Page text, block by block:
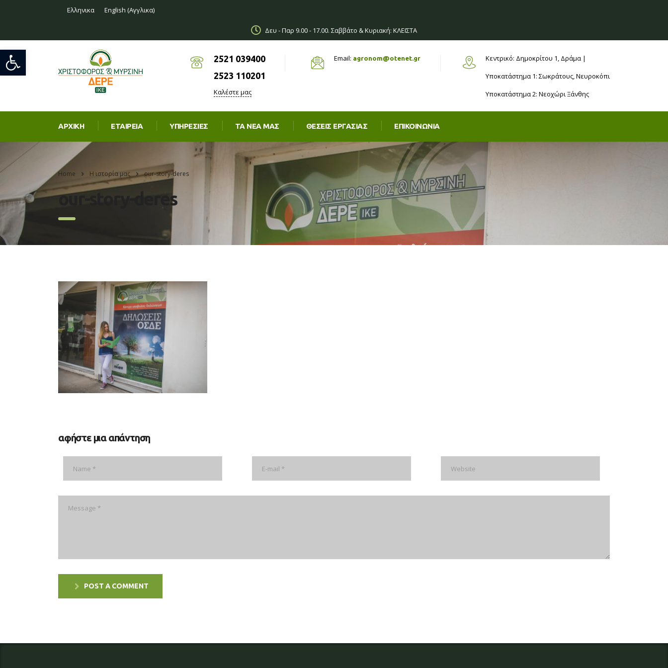
Ανοίξτε τη γραμμή εργαλείων
Ελληνικα English (Αγγλικα)
Δευ - Παρ 9.00 - 17.00. Σαββάτο & Κυριακή: ΚΛΕΙΣΤΑ
Κεντρικό: Δημοκρίτου 1, Δράμα |
Υποκατάστημα 1: Σωκράτους,Νευροκόπι
Υποκατάστημα 2: ΝεοχώριΞάνθης
Email: agronom@otenet.gr
2521 039400
2523 110201
Καλέστε μας
ΑΡΧΙΚΉ ΕΤΑΙΡΕΊΑ ΥΠΗΡΕΣΊΕΣ ΤΑ ΝΈΑ ΜΑΣ ΘΈΣΕΙΣ ΕΡΓΑΣΊΑΣ ΕΠΙΚΟΙΝΩΝΙΑ
Home Η ιστορία μας our-story-deres
our-story-deres
αφήστε μια απάντηση
POST A COMMENT